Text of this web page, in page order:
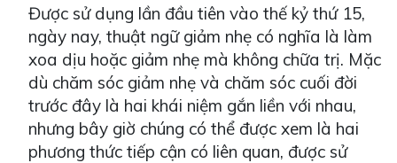
Được sử dụng lần đầu tiên vào thế kỷ thứ 15,
ngày nay, thuật ngữ giảm nhẹ có nghĩa là làm
xoa dịu hoặc giảm nhẹ mà không chữa trị. Mặc
dù chăm sóc giảm nhẹ và chăm sóc cuối đời
trước đây là hai khái niệm gắn liền với nhau,
nhưng bây giờ chúng có thể được xem là hai
phương thức tiếp cận có liên quan, được sử